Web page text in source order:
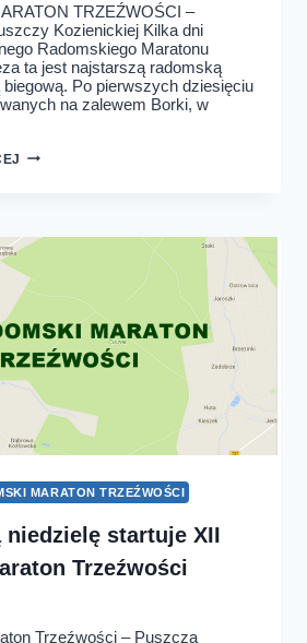
TRZEŹWOŚCI –
Kozienickiej Kilka dni
Radomskiego Maratonu
ta jest najstarszą radomską
Po pierwszych dziesięciu
na zalewem Borki, w
MARATON TRZEŹWOŚCI
niedzielę startuje XII
Trzeźwości
Trzeźwości – Puszcza